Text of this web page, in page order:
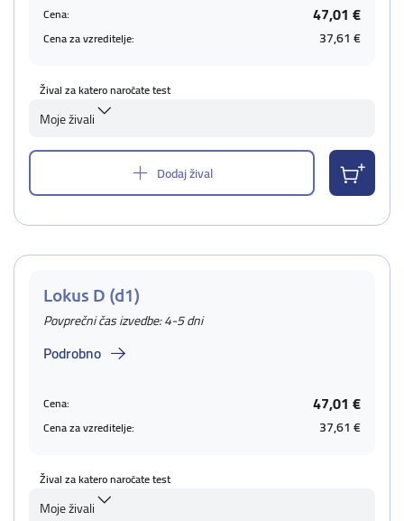
Cena: 47,01 €
Cena za vzreditelje: 37,61 €
Žival za katero naročate test
Moje živali
Dodaj žival
Lokus D (d1)
Povprečni čas izvedbe: 4-5 dni
Podrobno
Cena: 47,01 €
Cena za vzreditelje: 37,61 €
Žival za katero naročate test
Moje živali